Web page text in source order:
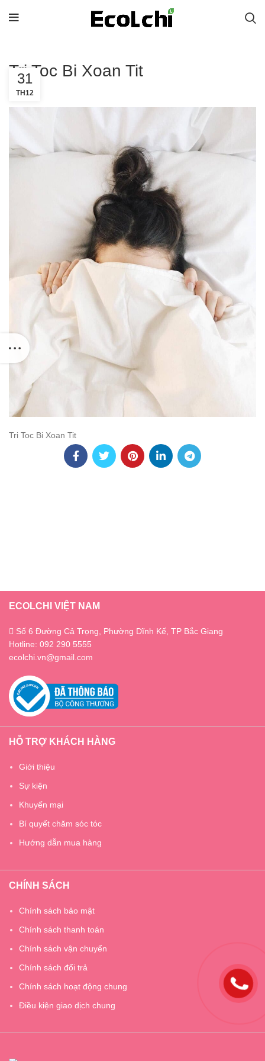
Tri Toc Bi Xoan Tit
31
TH12
Tri Toc Bi Xoan Tit
ECOLCHI VIỆT NAM
Số 6 Đường Cả Trọng, Phường Dĩnh Kế, TP Bắc Giang
Hotline: 092 290 5555
ecolchi.vn@gmail.com
HỖ TRỢ KHÁCH HÀNG
Giới thiệu
Sự kiện
Khuyến mại
Bí quyết chăm sóc tóc
Hướng dẫn mua hàng
CHÍNH SÁCH
Chính sách bảo mật
Chính sách thanh toán
Chính sách vận chuyển
Chính sách đổi trả
Chính sách hoạt động chung
Điều kiện giao dịch chung